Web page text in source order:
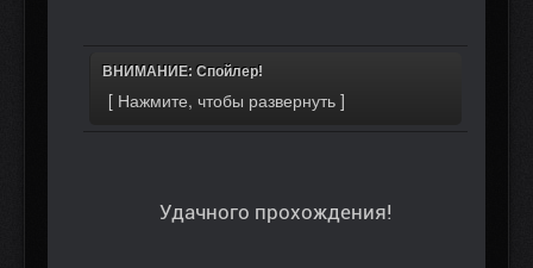
ВНИМАНИЕ: Спойлер!
Удачного прохождения!